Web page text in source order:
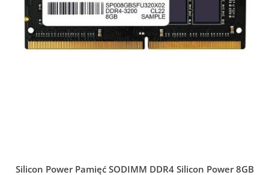
Silicon Power Pamięć SODIMM DDR4 Silicon Power 8GB